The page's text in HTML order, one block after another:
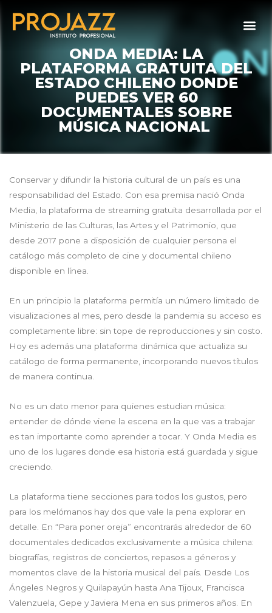
ONDA MEDIA: LA
PLATAFORMA GRATUITA DEL
ESTADO CHILENO DONDE
PUEDES VER 60
DOCUMENTALES SOBRE
MÚSICA NACIONAL
Conservar y difundir la historia cultural de un país es una
responsabilidad del Estado. Con esa premisa nació Onda
Media, la plataforma de streaming gratuita desarrollada por el
Ministerio de las Culturas, las Artes y el Patrimonio, que
desde 2017 pone a disposición de cualquier persona el
catálogo más completo de cine y documental chileno
disponible en línea.
En un principio la plataforma permitía un número limitado de
visualizaciones al mes, pero desde la pandemia su acceso es
completamente libre: sin tope de reproducciones y sin costo.
Hoy es además una plataforma dinámica que actualiza su
catálogo de forma permanente, incorporando nuevos títulos
de manera continua.
No es un dato menor para quienes estudian música:
entender de dónde viene la escena en la que vas a trabajar
es tan importante como aprender a tocar. Y Onda Media es
uno de los lugares donde esa historia está guardada y sigue
creciendo.
La plataforma tiene secciones para todos los gustos, pero
para los melómanos hay dos que vale la pena explorar en
detalle. En “Para poner oreja” encontrarás alrededor de 60
documentales dedicados exclusivamente a música chilena:
biografías, registros de conciertos, repasos a géneros y
momentos clave de la historia musical del país. Desde Los
Ángeles Negros y Quilapayún hasta Ana Tijoux, Francisca
Valenzuela, Gepe y Javiera Mena en sus primeros años. En